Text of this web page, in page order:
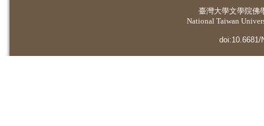
臺灣大學文學院佛
National Taiwan
doi:10.6681/